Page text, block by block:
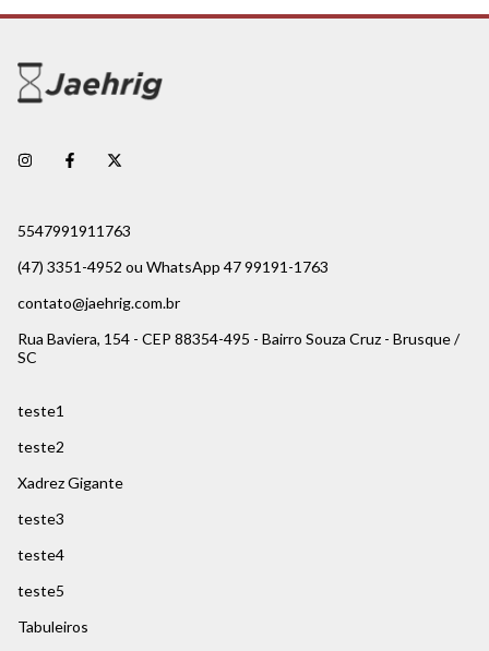
5547991911763
(47) 3351-4952 ou WhatsApp 47 99191-1763
contato@jaehrig.com.br
Rua Baviera, 154 - CEP 88354-495 - Bairro Souza Cruz - Brusque /
SC
teste1
teste2
Xadrez Gigante
teste3
teste4
teste5
Tabuleiros